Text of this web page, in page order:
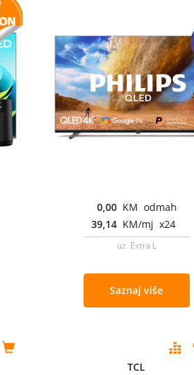
0,00 KM odmah
39,14 KM/mj x24
uz Extra L
Saznaj više
TCL